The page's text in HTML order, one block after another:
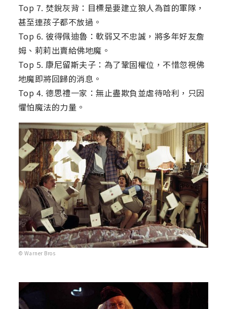
Top 7. 焚銳灰背：目標是要建立狼人為首的軍隊，
甚至連孩子都不放過。
Top 6. 彼得佩迪魯：軟弱又不忠誠，將多年好友詹
姆、莉莉出賣給佛地魔。
Top 5. 康尼留斯夫子：為了鞏固權位，不惜忽視佛
地魔即將回歸的消息。
Top 4. 德思禮一家：無止盡欺負並虐待哈利，只因
懼怕魔法的力量。
© Warner Bros